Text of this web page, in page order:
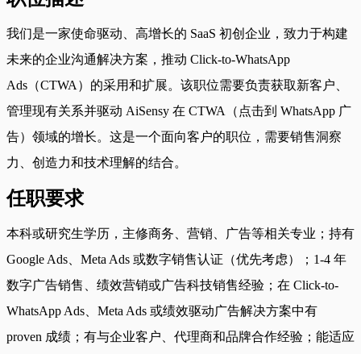
我们是一家使命驱动、高增长的 SaaS 初创企业，致力于构建
未来的企业沟通解决方案，推动 Click-to-WhatsApp
Ads（CTWA）的采用和扩展。该职位需要负责获取新客户、
管理现有关系并驱动 AiSensy 在 CTWA（点击到 WhatsApp 广
告）领域的增长。这是一个面向客户的职位，需要销售洞察
力、创造力和技术理解的结合。
任职要求
本科或研究生学历，主修商务、营销、广告等相关专业；持有
Google Ads、Meta Ads 或数字销售认证（优先考虑）；1-4 年
数字广告销售、绩效营销或广告科技销售经验；在 Click-to-
WhatsApp Ads、Meta Ads 或绩效驱动广告解决方案中有
proven 成绩；有与企业客户、代理商和品牌合作经验；能适应